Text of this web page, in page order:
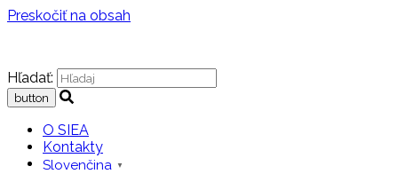
Preskočiť na obsah
Hľadať:
O SIEA
Kontakty
Slovenčina ▼